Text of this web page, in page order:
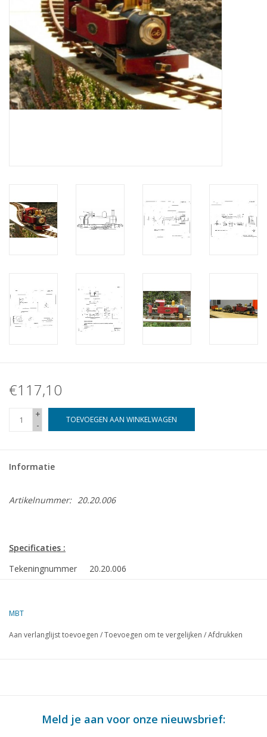
NIEUWE TIJDSCHRIFTEN
ABONNEMENT DE
MODELBOUWER
Bouwbeschrijvingen
€117,10
+
-
TOEVOEGEN AAN WINKELWAGEN
Informatie
Artikelnummer: 20.20.006
Specificaties :
Tekeningnummer
20.20.006
Omschrijving
Kwaliteit
gedetailleerde bouwtekening
Aantal bladen A0
1
MBT
Aan verlanglijst toevoegen /Toevoegen om te vergelijken /Afdrukken
Meld je aan voor onze nieuwsbrief: